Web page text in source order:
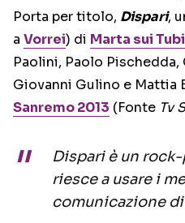
Porta per titolo, Dispari,
a Vorrei) di Marta sui Tubi
Paolini, Paolo
Giovanni Gulino e Mattia
Sanremo 2013 (Fonte Tv
Dispari è un
riesce a usare i
comunicazione